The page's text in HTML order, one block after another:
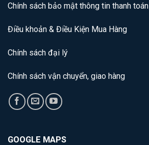
Chính sách bảo mật thông tin thanh toán
Điều khoản & Điều Kiện Mua Hàng
Chính sách đại lý
Chính sách vận chuyển, giao hàng
GOOGLE MAPS